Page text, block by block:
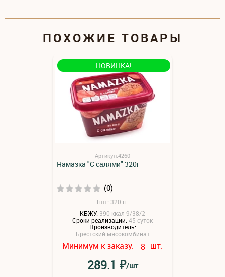
ПОХОЖИЕ ТОВАРЫ
НОВИНКА!
Артикул:4260
Намазка "С салями" 320г
(0)
1шт: 320 гг.
КБЖУ: 390 ккал 9/38/2
Сроки реализации:45 суток
Производитель:
Брестский мясокомбинат
Минимум к заказу: 8 шт.
289.1 ₽/шт